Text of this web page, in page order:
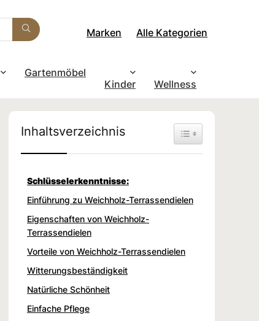
Marken Alle Kategorien
Gartenmöbel
Kinder
Wellness
Inhaltsverzeichnis Toggle Table of
Schlüsselerkenntnisse:
Einführung zu Weichholz-Terrassendielen
Eigenschaften von Weichholz-
Terrassendielen
Vorteile von Weichholz-Terrassendielen
Witterungsbeständigkeit
Natürliche Schönheit
Einfache Pflege